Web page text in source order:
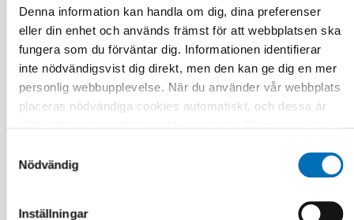
Denna information kan handla om dig, dina preferenser
eller din enhet och används främst för att webbplatsen ska
fungera som du förväntar dig. Informationen identifierar
inte nödvändigsvist dig direkt, men den kan ge dig en mer
personlig webbupplevelse. När du använder vår webbplats
placeras nödvändiga cookies automatiskt, och dessa är
dess funktioner. Vi respekterar din integritet, och du kan
marknadsföring och oklassificerade) du vill acceptera.
Nödvändig
Inställningar
FUNKTIONSHINDER
17 jun 2026
“Active citizenship is not a privilege; it is a
right”